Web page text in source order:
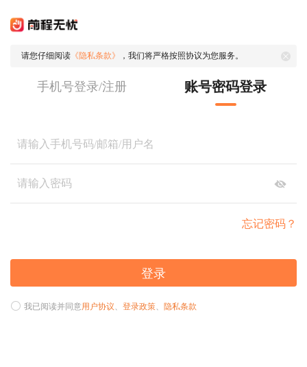
请您仔细阅读 《隐私条款》 ，我们将严格按照协议为您服务。
手机号登录/注册 账号密码登录
忘记密码？
登录
我已阅读并同意用户协议、 登录政策、 隐私条款